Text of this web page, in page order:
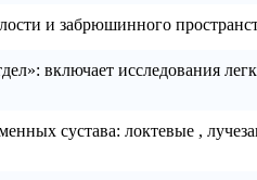
и забрюшинного
включает исследования
сустава: локтевые ,